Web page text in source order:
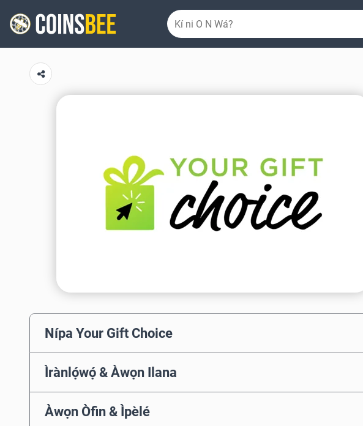
Nípa Your Gift Choice
Ìrànlọ́wọ́ & Àwọn Ilana
Àwọn Òfin & Ìpèlé